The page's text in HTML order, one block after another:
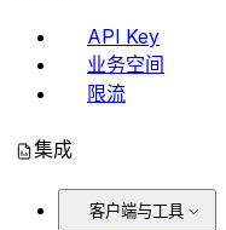
API Key
业务空间
限流
集成
客户端与工具